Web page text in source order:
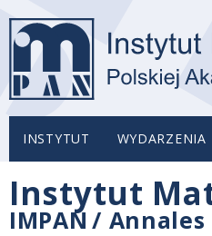
INSTYTUT WYDARZENIA
Instytut
IMPAN /